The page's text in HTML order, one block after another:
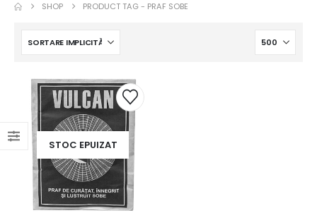
SHOP PRODUCT TAG - PRAF SOBE
STOC EPUIZAT